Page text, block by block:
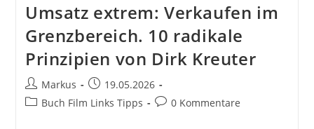
Umsatz extrem: Verkaufen im
Grenzbereich. 10 radikale
Prinzipien von Dirk Kreuter
Beitrags-
Autor:
Markus
Beitrag
veröffentlicht:
19.05.2026
Beitrags-
Buch Film Links Tipps
Beitrags-
0 Kommentare